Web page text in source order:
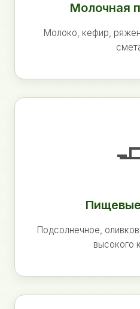
Молочная
Молоко, кефир,
Подсолнечное,
высокого